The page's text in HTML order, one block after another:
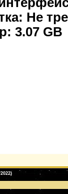
Не
3.07 GB